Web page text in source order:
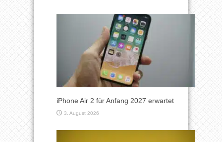
iPhone Air 2 für Anfang 2027 erwartet
3. August 2026